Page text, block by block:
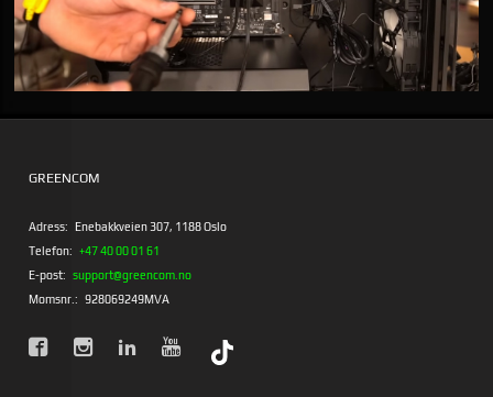
GREENCOM
Adress:
Enebakkveien 307, 1188 Oslo
Telefon: +47 40 00 01 61
E-post: support@greencom.no
Momsnr.: 928069249MVA